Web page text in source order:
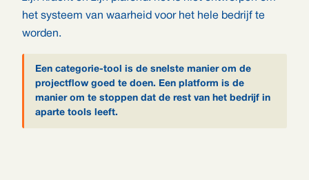
het systeem van waarheid voor het hele bedrijf te
worden.
Een categorie-tool is de snelste manier om de
projectflow goed te doen. Een platform is de
manier om te stoppen dat de rest van het bedrijf in
aparte tools leeft.